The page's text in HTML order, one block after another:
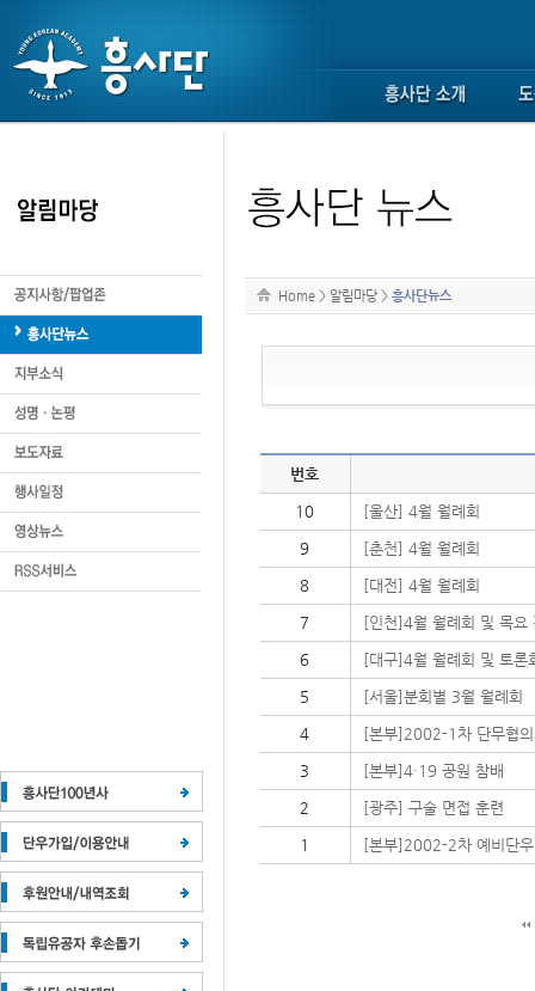
Home > 알림마당 > 흥사단뉴스
번호
10 [울산] 4월 월례회
9 [춘천] 4월 월례회
8 [대전] 4월 월례회
7 [인천]4월 월례회 및 목요
6 [대구]4월 월례회 및 토론
5 [서울]분회별 3월 월례회
4 [본부]2002-1차 단무협
3 [본부]4·19 공원 참배
2 [광주] 구술 면접 훈련
1 [본부]2002-2차 예비단